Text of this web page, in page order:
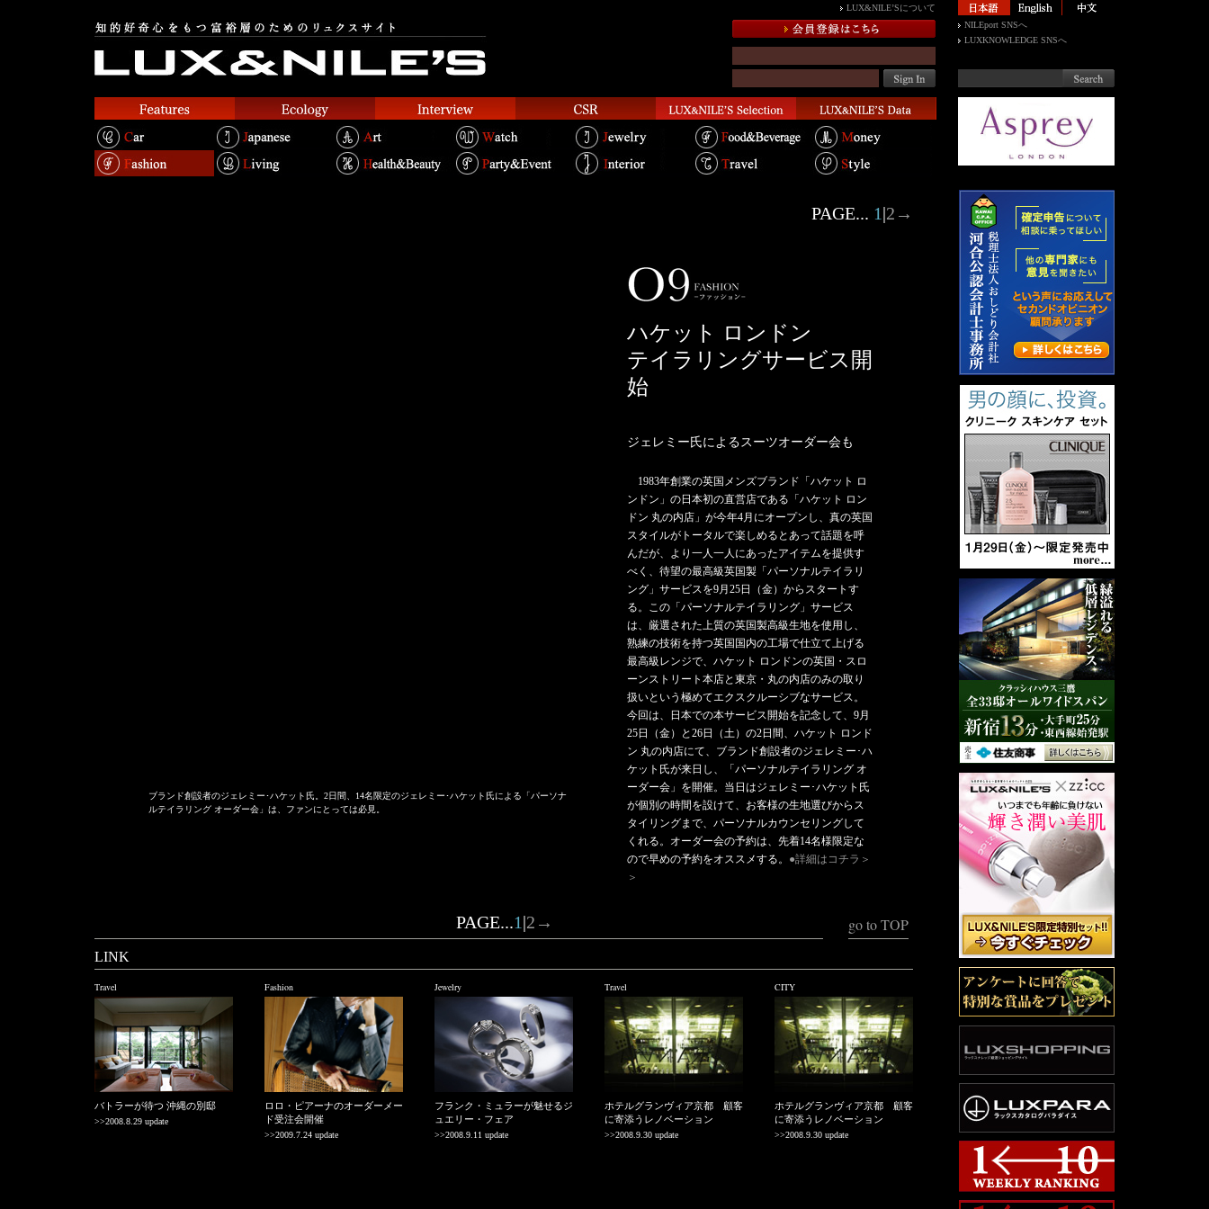
LUX&NILE’Sについて
NILEport SNSへ
LUXKNOWLEDGE SNSへ
PAGE... 1|2 →
ブランド創設者のジェレミー･ハケット氏。2日間、14名限定のジェレミー･ハケット氏による「パーソナ
ルテイラリング オーダー会」は、ファンにとっては必見。
ハケット ロンドン
テイラリングサービス開
始
ジェレミー氏によるスーツオーダー会も
1983年創業の英国メンズブランド「ハケット ロ
ンドン」の日本初の直営店である「ハケット ロン
ドン 丸の内店」が今年4月にオープンし、真の英国
スタイルがトータルで楽しめるとあって話題を呼
んだが、より一人一人にあったアイテムを提供す
べく、待望の最高級英国製「パーソナルテイラリ
ング」サービスを9月25日（金）からスタートす
る。この「パーソナルテイラリング」サービス
は、厳選された上質の英国製高級生地を使用し、
熟練の技術を持つ英国国内の工場で仕立て上げる
最高級レンジで、ハケット ロンドンの英国・スロ
ーンストリート本店と東京・丸の内店のみの取り
扱いという極めてエクスクルーシブなサービス。
今回は、日本での本サービス開始を記念して、9月
25日（金）と26日（土）の2日間、ハケット ロンド
ン 丸の内店にて、ブランド創設者のジェレミー･ハ
ケット氏が来日し、「パーソナルテイラリング オ
ーダー会」を開催。当日はジェレミー･ハケット氏
が個別の時間を設けて、お客様の生地選びからス
タイリングまで、パーソナルカウンセリングして
くれる。オーダー会の予約は、先着14名様限定な
ので早めの予約をオススメする。 ●詳細はコチラ＞
＞
go to TOP
PAGE...1|2 →
LINK
Travel
バトラーが待つ 沖縄の別邸
>>2008.8.29 update
Fashion
ロロ・ピアーナのオーダーメー
ド受注会開催
>>2009.7.24 update
Jewelry
フランク・ミュラーが魅せるジ
ュエリー・フェア
>>2008.9.11 update
Travel
ホテルグランヴィア京都 顧客
に寄添うレノベーション
>>2008.9.30 update
CITY
ホテルグランヴィア京都 顧客
に寄添うレノベーション
>>2008.9.30 update